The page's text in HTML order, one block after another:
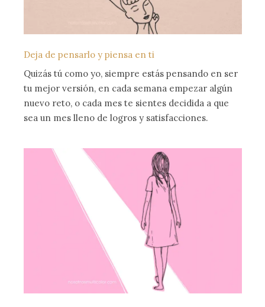
Deja de pensarlo y piensa en ti
Quizás tú como yo, siempre estás pensando en ser
tu mejor versión, en cada semana empezar algún
nuevo reto, o cada mes te sientes decidida a que
sea un mes lleno de logros y satisfacciones.